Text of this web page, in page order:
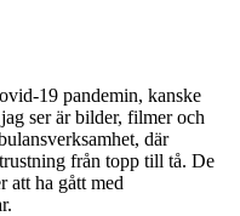
19 pandemin, kanske
ser är bilder, filmer och
där
från topp till tå. De
att ha gått med